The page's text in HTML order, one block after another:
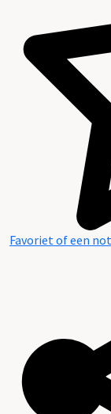
Favoriet of een